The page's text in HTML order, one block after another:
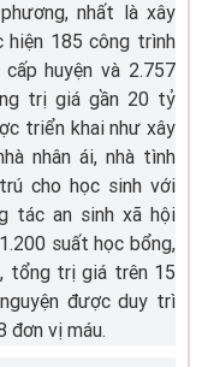
nhất là xây
185 công trình
huyện và 2.757
trị giá gần 20 tỷ
triển khai như xây
nhân ái, nhà tình
cho học sinh với
tác an sinh xã hội
suất học bổng,
tổng trị giá trên 15
được duy trì
đơn vị máu.